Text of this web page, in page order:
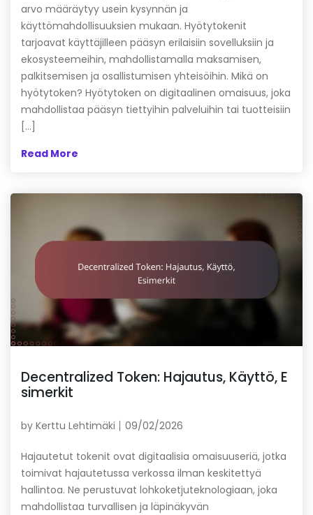
arvo määräytyy usein kysynnän ja
käyttömahdollisuuksien mukaan. Hyötytokenit
tarjoavat käyttäjilleen pääsyn erilaisiin sovelluksiin ja
ekosysteemeihin, mahdollistamalla maksamisen,
palkitsemisen ja osallistumisen yhteisöihin. Mikä on
hyötytoken? Hyötytoken on digitaalinen omaisuus, joka
mahdollistaa pääsyn tiettyihin palveluihin tai tuotteisiin
[…]
Read More
Decentralized Token: Hajautus, Käyttö, E
simerkit
by Kerttu Lehtimäki 09/02/2026
Hajautetut tokenit ovat digitaalisia omaisuuseriä, jotka
toimivat hajautetussa verkossa ilman keskitettyä
hallintoa. Ne perustuvat lohkoketjuteknologiaan, joka
mahdollistaa turvallisen ja läpinäkyvän